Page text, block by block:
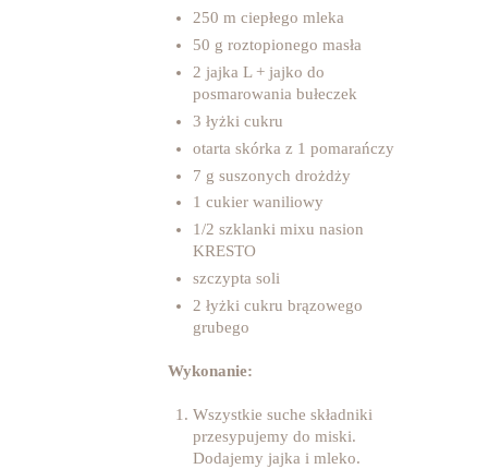
250 m ciepłego mleka
50 g roztopionego masła
2 jajka L + jajko do
posmarowania bułeczek
3 łyżki cukru
otarta skórka z 1 pomarańczy
7 g suszonych drożdży
1 cukier waniliowy
1/2 szklanki mixu nasion
KRESTO
szczypta soli
2 łyżki cukru brązowego
grubego
Wykonanie:
Wszystkie suche składniki
przesypujemy do miski.
Dodajemy jajka i mleko.